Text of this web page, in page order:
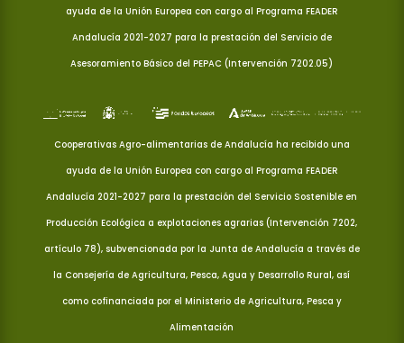
ayuda de la Unión Europea con cargo al Programa FEADER
Andalucía 2021-2027 para la prestación del Servicio de
Asesoramiento Básico del PEPAC (Intervención 7202.05)
Cooperativas Agro-alimentarias de Andalucía ha recibido una
ayuda de la Unión Europea con cargo al Programa FEADER
Andalucía 2021-2027 para la prestación del Servicio Sostenible en
Producción Ecológica a explotaciones agrarias (Intervención 7202,
artículo 78), subvencionada por la Junta de Andalucía a través de
la Consejería de Agricultura, Pesca, Agua y Desarrollo Rural, así
como cofinanciada por el Ministerio de Agricultura, Pesca y
Alimentación